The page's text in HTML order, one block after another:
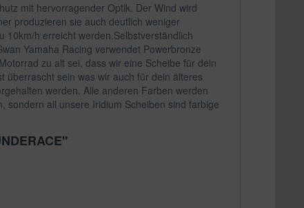
mit hervorragender Optik. Der Wind wird
produzieren sie auch deutlich weniger
10km/h erreicht werden.Selbstverständlich
Yamaha Racing verwendet Powerbronze
zu alt sei, dass wir eine Scheibe für dein
überrascht sein was wir auch für dein älteres
werden. Alle anderen Farben werden
sondern all unsere Iridium Scheiben sind farbige